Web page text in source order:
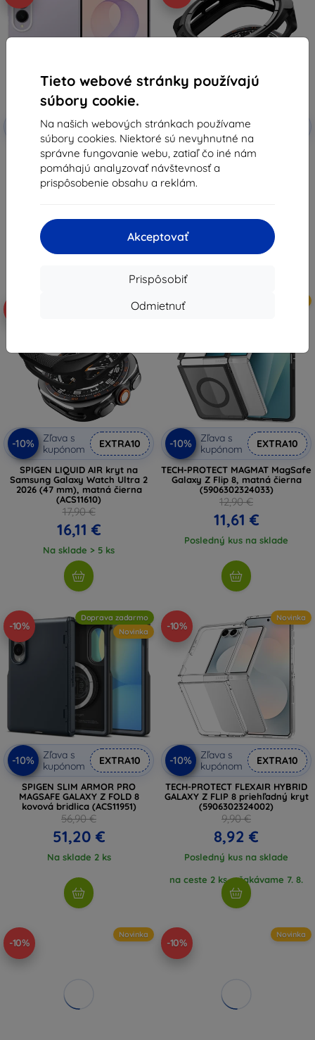
Tieto webové stránky používajú
súbory cookie.
Na našich webových stránkach používame
súbory cookies. Niektoré sú nevyhnutné na
správne fungovanie webu, zatiaľ čo iné nám
pomáhajú analyzovať návštevnosť a
prispôsobenie obsahu a reklám.
Akceptovať
Prispôsobiť
Odmietnuť
Zľava s
kupónom
EXTRA10
Samsung priehľadný kryt Clear
Cover pre Galaxy Z Fold 8 EF-
QF971CTE (57983131084)
33,90 €
Na sklade > 5 ks
-10%
Zľava s
kupónom
SPIGEN RUGGED ARMOR kryt na
Samsung Galaxy Watch Ultra 2
2026 (47 MM), matná čierna
Novinka
-10%
Zľava s
kupónom
EXTRA10
SPIGEN LIQUID AIR kryt na
Samsung Galaxy Watch Ultra 2
2026 (47 mm), matná čierna
(ACS11610)
17,90 €
16,11 €
Na sklade > 5 ks
-10%
-10%
Zľava s
kupónom
EXTRA10
TECH-PROTECT MAGMAT MagSafe
Galaxy Z Flip 8, matná čierna
(5906302324033)
12,90 €
11,61 €
Posledný kus na sklade
-10%
Doprava zadarmo
Novinka
-10%
Zľava s
kupónom
EXTRA10
SPIGEN SLIM ARMOR PRO
MAGSAFE GALAXY Z FOLD 8
kovová bridlica (ACS11951)
56,90 €
51,20 €
Na sklade 2 ks
-10%
Novinka
-10%
Zľava s
kupónom
EXTRA10
TECH-PROTECT FLEXAIR HYBRID
GALAXY Z FLIP 8 priehľadný kryt
(5906302324002)
9,90 €
8,92 €
Posledný kus na sklade
na ceste 2 ks, očakávame 7. 8.
2026
-10%
Novinka
-10%
Novinka